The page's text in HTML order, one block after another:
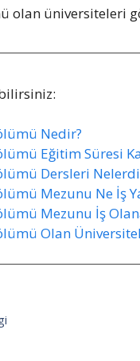
olan üniversiteleri
Nedir?
Eğitim Süresi
Dersleri
Mezunu Ne İş
Mezunu İş
Olan